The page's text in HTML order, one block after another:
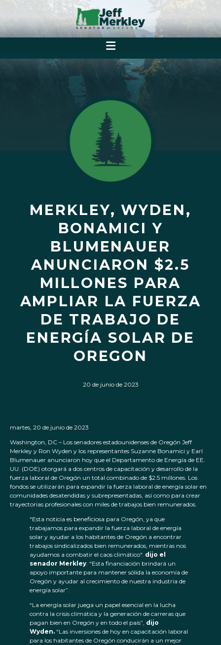
MERKLEY, WYDEN,
BONAMICI Y
BLUMENAUER
ANUNCIARON $2.5
MILLONES PARA
AMPLIAR LA FUERZA
DE TRABAJO DE
ENERGÍA SOLAR DE
OREGON
20 de junio de 2023
martes, 20 de junio de 2023
Washington, DC – Los senadores estadounidenses de Oregón Jeff
Merkley y Ron Wyden y los representantes Suzanne Bonamici y Earl
Blumenauer anunciaron hoy que el Departamento de Energía de EE.
UU. (DOE) otorgará a dos centros de capacitación y desarrollo de la
fuerza laboral de Oregón un total combinado de $2.5 millones. Los
fondos se utilizarán para expandir la fuerza laboral de energía solar en
comunidades desatendidas y subrepresentadas, así como para crear
trayectorias profesionales con miles de trabajos bien remunerados.
"Esta noticia es beneficiosa para Oregón, ya que
trabajamos para expandir la fuerza laboral de energía
solar y ayudar a los habitantes de Oregón a encontrar
trabajos sindicalizados bien remunerados, mientras nos
ayudamos a combatir el caos climático". dijo el
senador Merkley. “Esta financiación brindará un
apoyo importante para mantener sólida la economía de
Oregón y ayudar al crecimiento de nuestra industria de
energía solar”.
“La energía solar juega un papel esencial en la lucha
contra la crisis climática y la generación de carreras que
pagan bien en Oregón y en todo el país”, dijo
Wyden. “Las inversiones de hoy en capacitación laboral
para los habitantes de Oregón conducirán a un mejor